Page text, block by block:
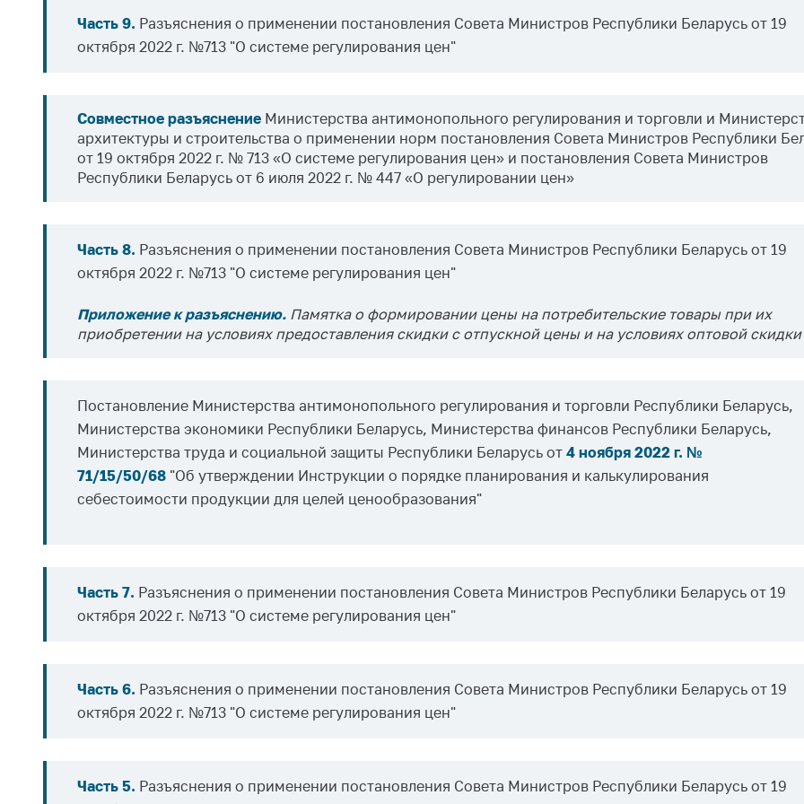
Часть 9. Разъяснения о применении постановления Совета Министров Республики Беларусь от 19
октября 2022 г. №713 "О системе регулирования цен"
Совместное разъяснение Министерства антимонопольного регулирования и торговли и
архитектуры и строительства о применении норм постановления Совета Министров Республики
от 19 октября 2022 г. № 713 «О системе регулирования цен» и постановления Совета Министров
Республики Беларусь от 6 июля 2022 г. № 447 «О регулировании цен»
Часть 8. Разъяснения о применении постановления Совета Министров Республики Беларусь от 19
октября 2022 г. №713 "О системе регулирования цен"
Приложение к разъяснению. Памятка о формировании цены на потребительские товары при их
приобретении на условиях предоставления скидки с отпускной цены и на условиях оптовой скидки
Постановление Министерства антимонопольного регулирования и торговли Республики Беларусь,
Министерства экономики Республики Беларусь, Министерства финансов Республики Беларусь,
Министерства труда и социальной защиты Республики Беларусь от 4 ноября 2022 г. №
71/15/50/68 "Об утверждении Инструкции о порядке планирования и калькулирования
себестоимости продукции для целей ценообразования"
Часть 7. Разъяснения о применении постановления Совета Министров Республики Беларусь от 19
октября 2022 г. №713 "О системе регулирования цен"
Часть 6. Разъяснения о применении постановления Совета Министров Республики Беларусь от 19
октября 2022 г. №713 "О системе регулирования цен"
Часть 5. Разъяснения о применении постановления Совета Министров Республики Беларусь от 19